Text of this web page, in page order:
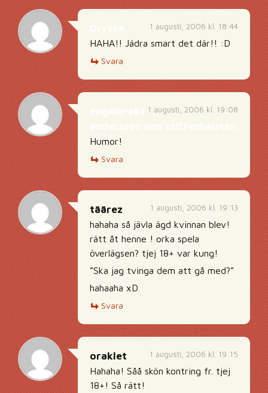
1 augusti, 2006 kl. 18:44
HAHA!! Jädra smart det där!! :D
Svara
1 augusti, 2006 kl. 19:08
Humor!
Svara
1 augusti, 2006 kl. 19:13
täärez
hahaha så jävla ägd kvinnan blev!
rätt åt henne ! orka spela
överlägsen? tjej 18+ var kung!
”Ska jag tvinga dem att gå med?”
hahaaha xD
Svara
1 augusti, 2006 kl. 19:15
oraklet
Hahaha! Såå skön kontring fr. tjej
18+! Så rätt!